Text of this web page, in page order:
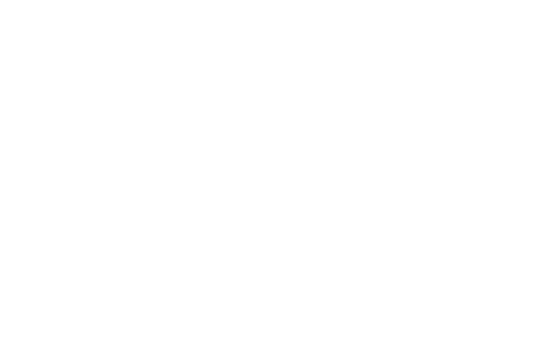
de Cães
para Cães
Tártaro